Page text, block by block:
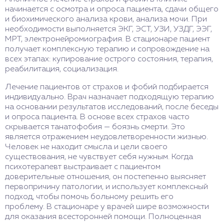
начинается с осмотра и опроса пациента, сдачи общего
и биохимического анализа крови, анализа мочи. При
необходимости выполняется ЭКГ, ЭСТ, УЗИ, УЗДГ, ЭЭГ,
МРТ, электронейромиография. В стационаре пациент
получает комплексную терапию и сопровождение на
всех этапах: купирование острого состояния, терапия,
реабилитация, социализация.
Лечение пациентов от страхов и фобий подбирается
индивидуально. Врач назначает подходящую терапию
на основании результатов исследований, после беседы
и опроса пациента. В основе всех страхов часто
скрывается танатофобия — боязнь смерти. Это
является отражением неудовлетворенности жизнью.
Человек не находит смысла и цели своего
существования, не чувствует себя нужным. Когда
психотерапевт выстраивает с пациентом
доверительные отношения, он постепенно выясняет
первопричину патологии, и использует комплексный
подход, чтобы помочь больному решить его
проблему. В стационаре у врачей шире возможности
для оказания всесторонней помощи. Полноценная